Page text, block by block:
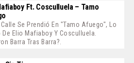
Ft. Cosculluela – Tamo
Calle Se Prendió En "Tamo Afuego", Lo
De Elio Mafiaboy Y Cosculluela.
Barra Tras Barra?.